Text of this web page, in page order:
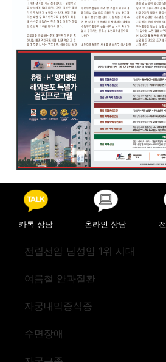
Posted in
Post navigation
카톡 상담 온라인 상담
전립선암 남성암 1위 시대
여름철 안과질환
자궁내막증식증
수면장애